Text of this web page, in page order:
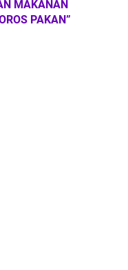
MAKANAN
PAKAN”